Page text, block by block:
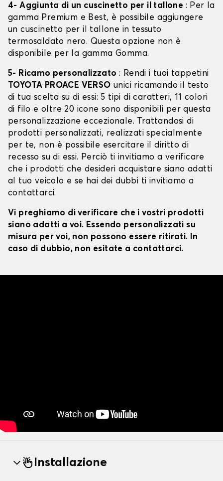
4- Aggiunta di un cuscinetto per il tallone : Per la
gamma Premium e Best, è possibile aggiungere
un cuscinetto per il tallone in tessuto
termosaldato nero. Questa opzione non è
disponibile per la gamma Gomma.
5- Ricamo personalizzato : Rendi i tuoi tappetini
TOYOTA PROACE VERSO unici ricamando il testo
di tua scelta su di essi: 5 tipi di caratteri, 11 colori
di filo e oltre 20 icone sono disponibili per questa
personalizzazione eccezionale. Trattandosi di
prodotti personalizzati, realizzati specialmente
per te, non è possibile esercitare il diritto di
recesso su di essi. Perciò ti invitiamo a verificare
che i prodotti che desideri acquistare siano adatti
al tuo veicolo e se hai dei dubbi ti invitiamo a
contattarci.
Vi preghiamo di verificare che i vostri prodotti
siano adatti a voi. Essendo personalizzati su
misura per voi, non possono essere ritirati. In
caso di dubbio, non esitate a contattarci.
Installazione